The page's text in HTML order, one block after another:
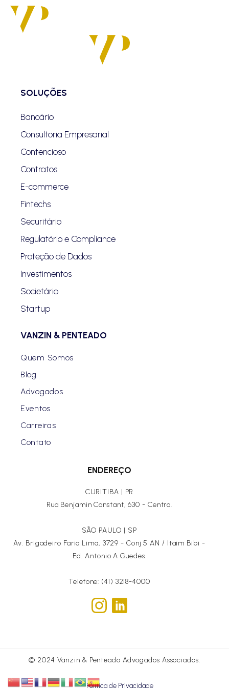
ENDEREÇO
CURITIBA | PR
Rua Benjamin Constant, 630 - Centro.
SÃO PAULO | SP
Av. Brigadeiro Faria Lima, 3729 - Conj 5 AN / Itaim Bibi -
Ed. Antonio A Guedes.
Telefone: (41) 3218-4000
SOLUÇÕES
Bancário
Consultoria Empresarial
Contencioso
Contratos
E-commerce
Fintechs
Securitário
Regulatório e Compliance
Proteção de Dados
Investimentos
Societário
Startup
VANZIN & PENTEADO
Quem Somos
Blog
Advogados
Eventos
Carreiras
Contato
© 2024 Vanzin & Penteado Advogados Associados.
Política de Privacidade